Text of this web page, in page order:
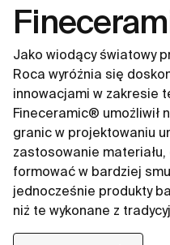
Jako wiodący światowy
Roca wyróżnia się
innowacjami w zakresie
Fineceramic® umożliwił
granic w projektowaniu
zastosowanie
formować w bardziej
jednocześnie produkty
niż te wykonane z